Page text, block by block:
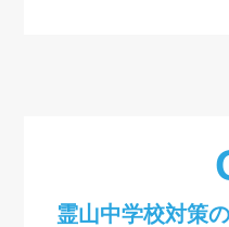
霊山中学校対策